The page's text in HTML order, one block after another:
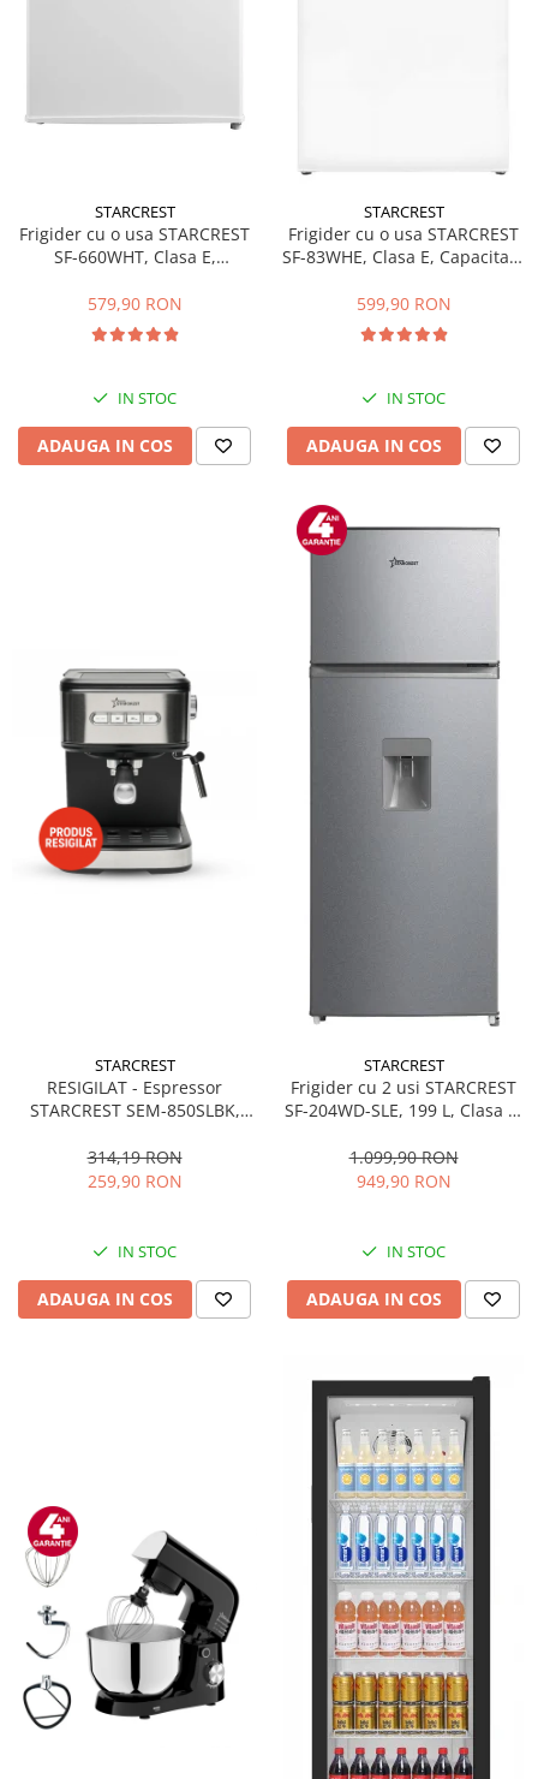
STARCREST
Frigider cu o usa STARCREST
SF-660WHT, Clasa E,
579,90 RON
IN STOC
ADAUGA IN COS
STARCREST
Frigider cu o usa STARCREST
SF-83WHE, Clasa E, Capacitate
Compartiment gheata, H 85
cm, Alb
599,90 RON
IN STOC
ADAUGA IN COS
STARCREST
RESIGILAT - Espressor
STARCREST SEM-850SLBK,
detasabil 1.5L, dispozitiv
spumare, filtru dublu din
314,19 RON
259,90 RON
IN STOC
ADAUGA IN COS
STARCREST
Frigider cu 2 usi STARCREST
SF-204WD-SLE, 199 L, Clasa E,
Termostat Ajustabil, Usi
reversibile, H 143 cm, Argintiu
1.099,90 RON
949,90 RON
IN STOC
ADAUGA IN COS